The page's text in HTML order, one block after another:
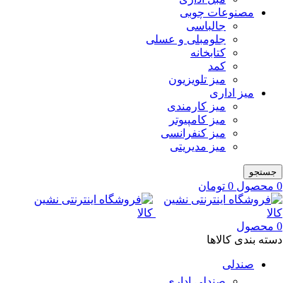
مصنوعات چوبی
جالباسی
جلومبلی و عسلی
کتابخانه
کمد
میز تلویزیون
میز اداری
میز کارمندی
میز کامپیوتر
میز کنفرانسی
میز مدیریتی
جستجو
0 محصول 0 تومان
0 محصول
دسته بندی کالاها
صندلی